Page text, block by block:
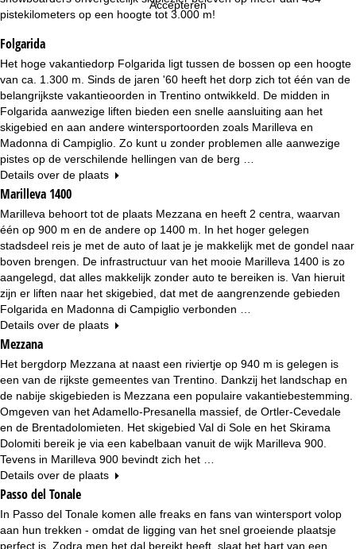
Accepteren
pistekilometers op een hoogte tot 3.000 m!
Folgarida
Het hoge vakantiedorp Folgarida ligt tussen de bossen op een hoogte
van ca. 1.300 m. Sinds de jaren '60 heeft het dorp zich tot één van de
belangrijkste vakantieoorden in Trentino ontwikkeld. De midden in
Folgarida aanwezige liften bieden een snelle aansluiting aan het
skigebied en aan andere wintersportoorden zoals Marilleva en
Madonna di Campiglio. Zo kunt u zonder problemen alle aanwezige
pistes op de verschilende hellingen van de berg …
Details over de plaats
Marilleva 1400
Marilleva behoort tot de plaats Mezzana en heeft 2 centra, waarvan
één op 900 m en de andere op 1400 m. In het hoger gelegen
stadsdeel reis je met de auto of laat je je makkelijk met de gondel naar
boven brengen. De infrastructuur van het mooie Marilleva 1400 is zo
aangelegd, dat alles makkelijk zonder auto te bereiken is. Van hieruit
zijn er liften naar het skigebied, dat met de aangrenzende gebieden
Folgarida en Madonna di Campiglio verbonden …
Details over de plaats
Mezzana
Het bergdorp Mezzana at naast een riviertje op 940 m is gelegen is
een van de rijkste gemeentes van Trentino. Dankzij het landschap en
de nabije skigebieden is Mezzana een populaire vakantiebestemming.
Omgeven van het Adamello-Presanella massief, de Ortler-Cevedale
en de Brentadolomieten. Het skigebied Val di Sole en het Skirama
Dolomiti bereik je via een kabelbaan vanuit de wijk Marilleva 900.
Tevens in Marilleva 900 bevindt zich het …
Details over de plaats
Passo del Tonale
In Passo del Tonale komen alle freaks en fans van wintersport volop
aan hun trekken - omdat de ligging van het snel groeiende plaatsje
perfect is. Zodra men het dal bereikt heeft, slaat het hart van een